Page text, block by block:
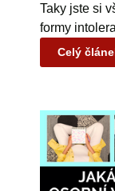
Taky jste si
formy
Celý